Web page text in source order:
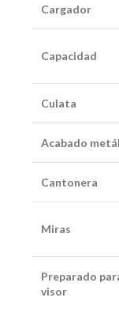
Cargador
Capacidad
Culata
Acabado
Cantonera
Miras
Preparado
visor